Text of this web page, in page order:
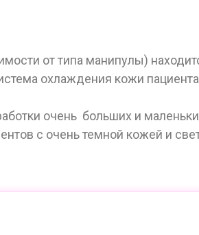
от типа манипулы)
охлаждения кожи
очень больших и
с очень темной кожей и